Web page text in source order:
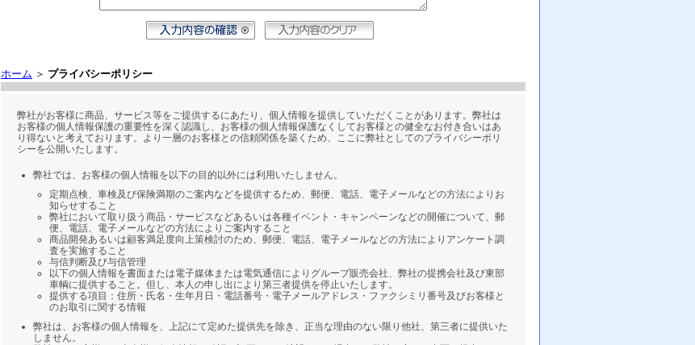
ホーム ＞ プライバシーポリシー
弊社がお客様に商品、サービス等をご提供するにあたり、個人情報を提供していただくことがあります。弊社は
お客様の個人情報保護の重要性を深く認識し、お客様の個人情報保護なくしてお客様との健全なお付き合いはあ
り得ないと考えております。より一層のお客様との信頼関係を築くため、ここに弊社としてのプライバシーポリ
シーを公開いたします。
弊社では、お客様の個人情報を以下の目的以外には利用いたしません。
定期点検、車検及び保険満期のご案内などを提供するため、郵便、電話、電子メールなどの方法によりお
知らせすること
弊社において取り扱う商品・サービスなどあるいは各種イベント・キャンペーンなどの開催について、郵
便、電話、電子メールなどの方法によりご案内すること
商品開発あるいは顧客満足度向上策検討のため、郵便、電話、電子メールなどの方法によりアンケート調
査を実施すること
与信判断及び与信管理
以下の個人情報を書面または電子媒体または電気通信によりグループ販売会社、弊社の提携会社及び東部
車輌に提供すること。但し、本人の申し出により第三者提供を停止いたします。
提供する項目：住所・氏名・生年月日・電話番号・電子メールアドレス・ファクシミリ番号及びお客様と
のお取引に関する情報
弊社は、お客様の個人情報を、上記にて定めた提供先を除き、正当な理由のない限り他社、第三者に提供いた
しません。